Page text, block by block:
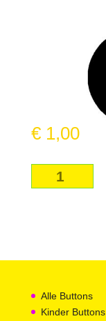
€1,00
button
Peace
Alle Buttons
Kinder Buttons